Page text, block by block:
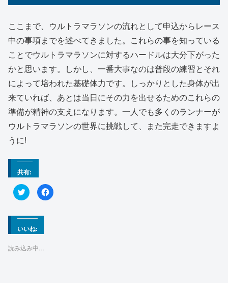
ここまで、ウルトラマラソンの流れとして申込からレース
中の事項までを述べてきました。これらの事を知っている
ことでウルトラマラソンに対するハードルは大分下がった
かと思います。しかし、一番大事なのは普段の練習とそれ
によって培われた基礎体力です。しっかりとした身体が出
来ていれば、あとは当日にその力を出せるためのこれらの
準備が精神の支えになります。一人でも多くのランナーが
ウルトラマラソンの世界に挑戦して、また完走できますよ
うに!
共有:
ク
リ
し
て
T
w
t
t
F
a
いいね:
読み込み中…